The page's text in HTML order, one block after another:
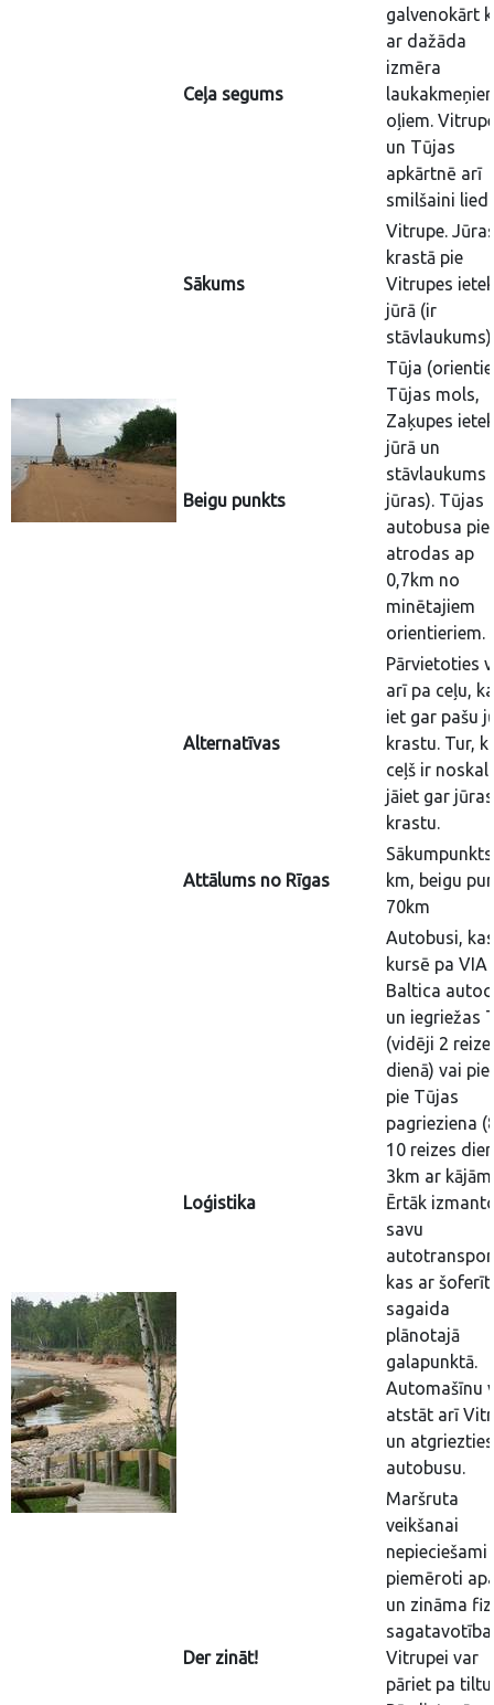
Ceļa segums
galvenokārt
ar dažāda
izmēra
oļiem.
un Tūjas
apkārtnē arī
smilšaini
Sākums
Vitrupe.
krastā pie
Vitrupes
jūrā (ir
stāvlaukums).
Beigu punkts
Tūja
Tūjas mols,
Zaķupes
jūrā un
stāvlaukums
jūras). Tūjas
autobusa
atrodas ap
0,7km no
minētajiem
orientieriem.
Alternatīvas
Pārvietoties
arī pa ceļu,
iet gar pašu
krastu. Tur,
ceļš ir
jāiet gar jūras
krastu.
Attālums no Rīgas
km, beigu
70km
Loģistika
Autobusi, kas
kursē pa VIA
Baltica
un iegriežas
(vidēji 2
dienā) vai
pie Tūjas
pagrieziena
10 reizes
3km ar
Ērtāk
savu
kas ar šoferīti
sagaida
plānotajā
galapunktā.
Automašīnu
atstāt arī
un
autobusu.
Der zināt!
Maršruta
veikšanai
nepieciešami
piemēroti
un zināma
sagatavotība.
Vitrupei var
pāriet pa tiltu.